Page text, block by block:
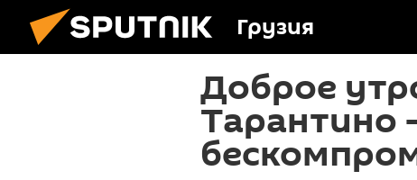
Грузия
Доброе
Тарантино